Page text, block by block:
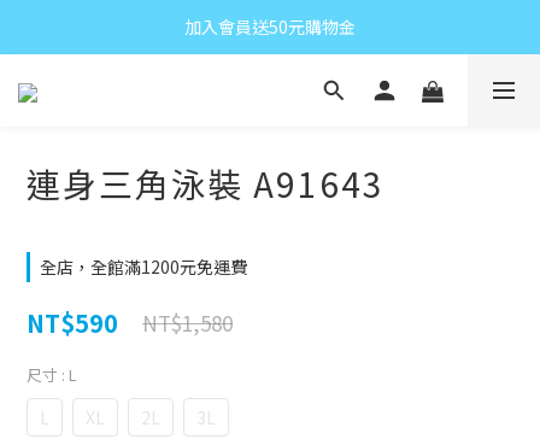
加入會員送50元購物金
連身三角泳裝 A91643
全店，全館滿1200元免運費
NT$590 NT$1,580
尺寸 : L
L XL 2L 3L